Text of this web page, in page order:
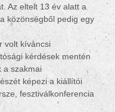
Az eltelt 13 év alatt a
közönségből pedig egy
volt kíváncsi
kérdések mentén
a szakmai
képezi a kiállítói
fesztiválkonferencia